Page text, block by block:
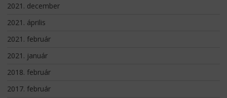
2021. december
2021. április
2021. február
2021. január
2018. február
2017. február